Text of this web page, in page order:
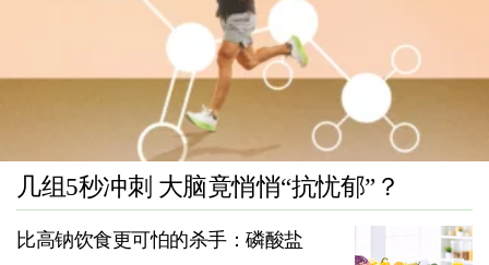
几组5秒冲刺 大脑竟悄悄“抗忧郁”？
比高钠饮食更可怕的杀手：磷酸盐